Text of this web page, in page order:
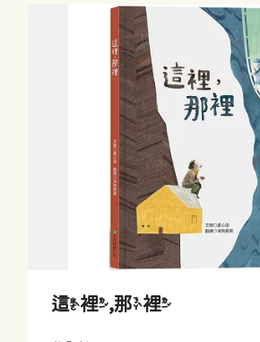
這裡,那裡